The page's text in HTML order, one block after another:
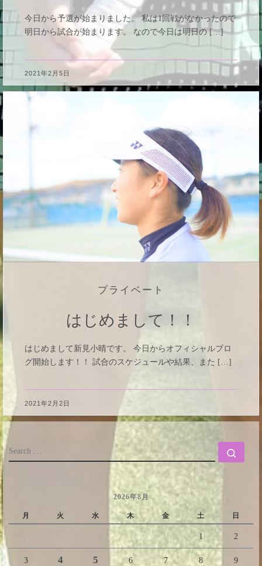
今日から予選が始まりました。 私は1回戦がなかったので
明日から試合が始まります。 なので今日は明日の […]
2021年2月5日
プライベート
はじめまして！！
はじめまして新見小晴です。 今日からオフィシャルブロ
グ開始します！！ 試合のスケジュールや結果、また […]
2021年2月2日
SEARCH
2026年8月
月 火 水 木 金 土 日
1 2
3 4 5 6 7 8 9